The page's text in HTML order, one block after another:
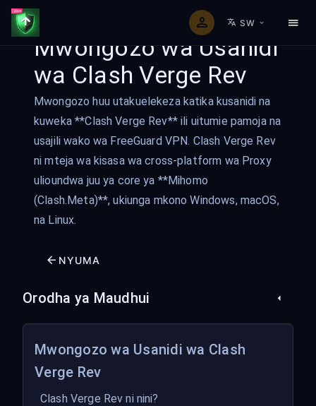
SW
Mwongozo wa Usanidi
wa Clash Verge Rev
Mwongozo huu utakuelekeza katika kusanidi na
kuweka **Clash Verge Rev** ili uitumie pamoja na
usajili wako wa FreeGuard VPN. Clash Verge Rev
ni mteja wa kisasa wa cross-platform wa Proxy
ulioundwa juu ya core ya **Mihomo
(Clash.Meta)**, ukiunga mkono Windows, macOS,
na Linux.
NYUMA
Orodha ya Maudhui
Mwongozo wa Usanidi wa Clash
Verge Rev
Clash Verge Rev ni nini?